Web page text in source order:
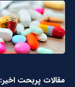
مقالات پربحت اخیر: